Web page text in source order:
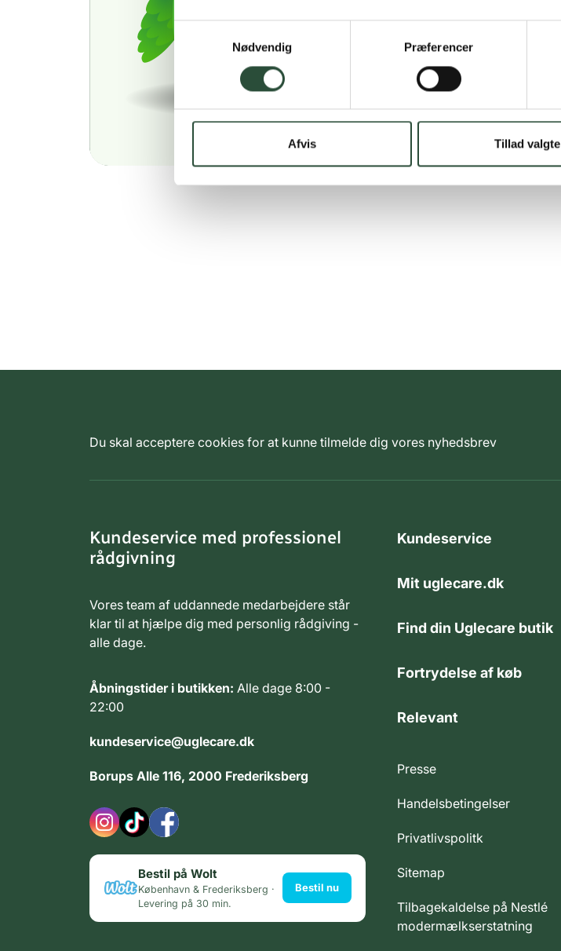
Nødvendig
Præferencer
Afvis Tillad valgte
Du skal acceptere cookies for at kunne tilmelde dig vores nyhedsbrev
Kundeservice med professionel
rådgivning
Vores team af uddannede medarbejdere står
klar til at hjælpe dig med personlig rådgiving -
alle dage.
Åbningstider i butikken: Alle dage 8:00 -
22:00
kundeservice@uglecare.dk
Borups Alle 116, 2000 Frederiksberg
Bestil på Wolt
København & Frederiksberg ·
Levering på 30 min.
Bestil nu
Kundeservice
Mit uglecare.dk
Find din Uglecare butik
Fortrydelse af køb
Relevant
Presse
Handelsbetingelser
Privatlivspolitk
Sitemap
Tilbagekaldelse på Nestlé
modermælkserstatning